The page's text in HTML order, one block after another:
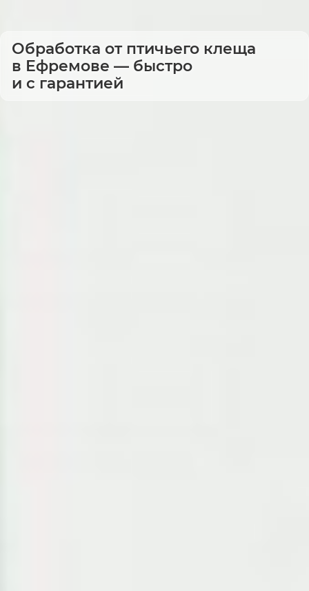
Обработка от птичьего клеща
в Ефремове — быстро
и с гарантией